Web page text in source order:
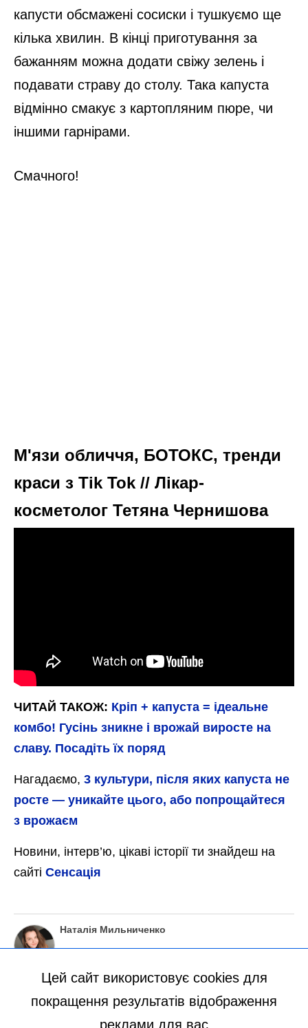
капусти обсмажені сосиски і тушкуємо ще
кілька хвилин. В кінці приготування за
бажанням можна додати свіжу зелень і
подавати страву до столу. Така капуста
відмінно смакує з картопляним пюре, чи
іншими гарнірами.
Смачного!
М'язи обличчя, БОТОКС, тренди
краси з Tik Tok // Лікар-
косметолог Тетяна Чернишова
ЧИТАЙ ТАКОЖ: Кріп + капуста = ідеальне
комбо! Гусінь зникне і врожай виросте на
славу. Посадіть їх поряд
Нагадаємо, 3 культури, після яких капуста не
росте — уникайте цього, або попрощайтеся
з врожаєм
Новини, інтерв’ю, цікаві історії ти знайдеш на
сайті Сенсація
Наталія Мильниченко
Цей сайт використовує cookies для
покращення результатів відображення
реклами для вас